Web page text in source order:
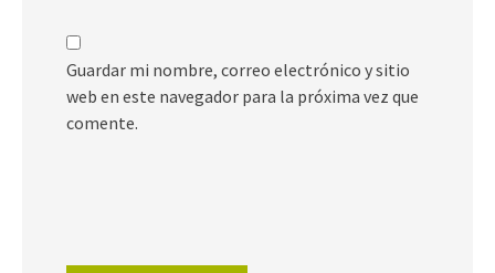
Guardar mi nombre, correo electrónico y sitio
web en este navegador para la próxima vez que
comente.